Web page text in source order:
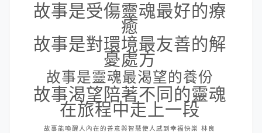
故事是受傷靈魂最好的療
癒
故事是對環境最友善的解
憂處方
故事是靈魂最渴望的養份
故事渴望陪著不同的靈魂
在旅程中走上一段
故事能喚醒人內在的善意與智慧使人感到幸福快樂 林良